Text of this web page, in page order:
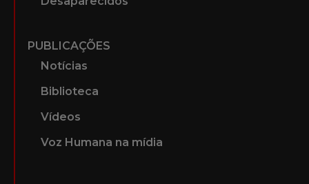
PUBLICAÇÕES
Notícias
Biblioteca
Vídeos
Voz Humana na mídia